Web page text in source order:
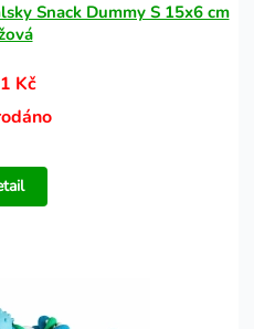
Snack Dummy S 15x6 cm
Kč